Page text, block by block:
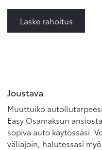
Laske rahoitus
Joustava
Muuttuiko
Easy Osamaksun
sopiva auto käytössäsi.
väliajoin, halutessasi